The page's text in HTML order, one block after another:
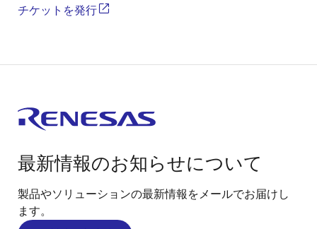
チケットを発行
最新情報のお知らせについて
製品やソリューションの最新情報をメールでお届けし
ます。